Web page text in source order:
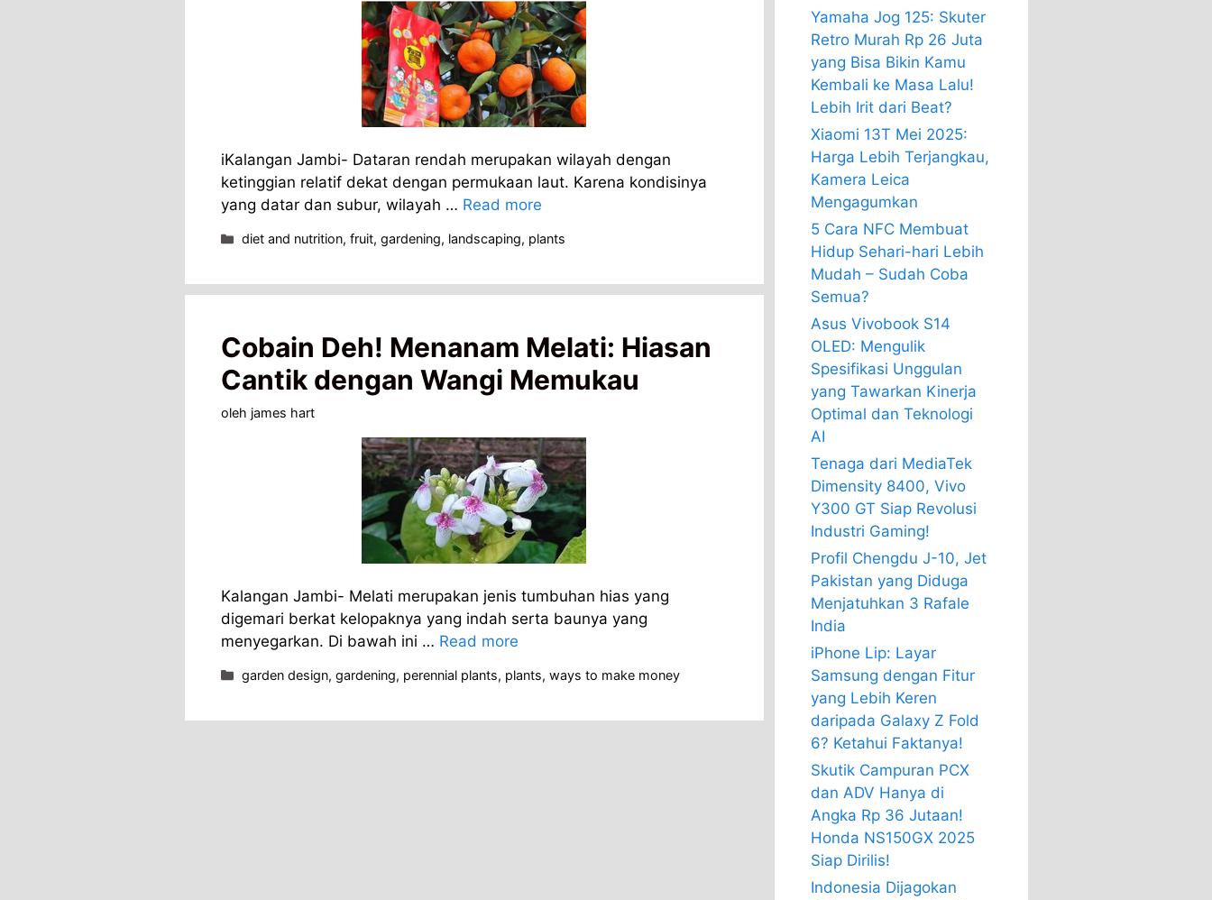
iKalangan Jambi- Dataran rendah merupakan wilayah dengan
ketinggian relatif dekat dengan permukaan laut. Karena kondisinya
yang datar dan subur, wilayah … Read more
Kategori
diet and nutrition, fruit, gardening, landscaping, plants
Cobain Deh! Menanam Melati: Hiasan
Cantik dengan Wangi Memukau
oleh james hart
Kalangan Jambi- Melati merupakan jenis tumbuhan hias yang
digemari berkat kelopaknya yang indah serta baunya yang
menyegarkan. Di bawah ini … Read more
Kategori
garden design, gardening, perennial plants, plants, ways to make money
Yamaha Jog 125: Skuter
Retro Murah Rp 26 Juta
yang Bisa Bikin Kamu
Kembali ke Masa Lalu!
Lebih Irit dari Beat?
Xiaomi 13T Mei 2025:
Harga Lebih Terjangkau,
Kamera Leica
Mengagumkan
5 Cara NFC Membuat
Hidup Sehari-hari Lebih
Mudah – Sudah Coba
Semua?
Asus Vivobook S14
OLED: Mengulik
Spesifikasi Unggulan
yang Tawarkan Kinerja
Optimal dan Teknologi
AI
Tenaga dari MediaTek
Dimensity 8400, Vivo
Y300 GT Siap Revolusi
Industri Gaming!
Profil Chengdu J-10, Jet
Pakistan yang Diduga
Menjatuhkan 3 Rafale
India
iPhone Lip: Layar
Samsung dengan Fitur
yang Lebih Keren
daripada Galaxy Z Fold
6? Ketahui Faktanya!
Skutik Campuran PCX
dan ADV Hanya di
Angka Rp 36 Jutaan!
Honda NS150GX 2025
Siap Dirilis!
Indonesia Dijagokan